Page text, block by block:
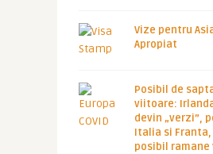
Vize pentru
Apropiat
Posibil de
viitoare:
devin „verzi”,
Italia si Franta,
posibil ramane